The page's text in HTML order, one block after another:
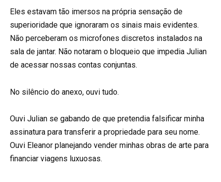
Eles estavam tão imersos na própria sensação de
superioridade que ignoraram os sinais mais evidentes.
Não perceberam os microfones discretos instalados na
sala de jantar. Não notaram o bloqueio que impedia Julian
de acessar nossas contas conjuntas.
No silêncio do anexo, ouvi tudo.
Ouvi Julian se gabando de que pretendia falsificar minha
assinatura para transferir a propriedade para seu nome.
Ouvi Eleanor planejando vender minhas obras de arte para
financiar viagens luxuosas.